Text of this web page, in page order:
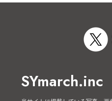
SYmarch.inc